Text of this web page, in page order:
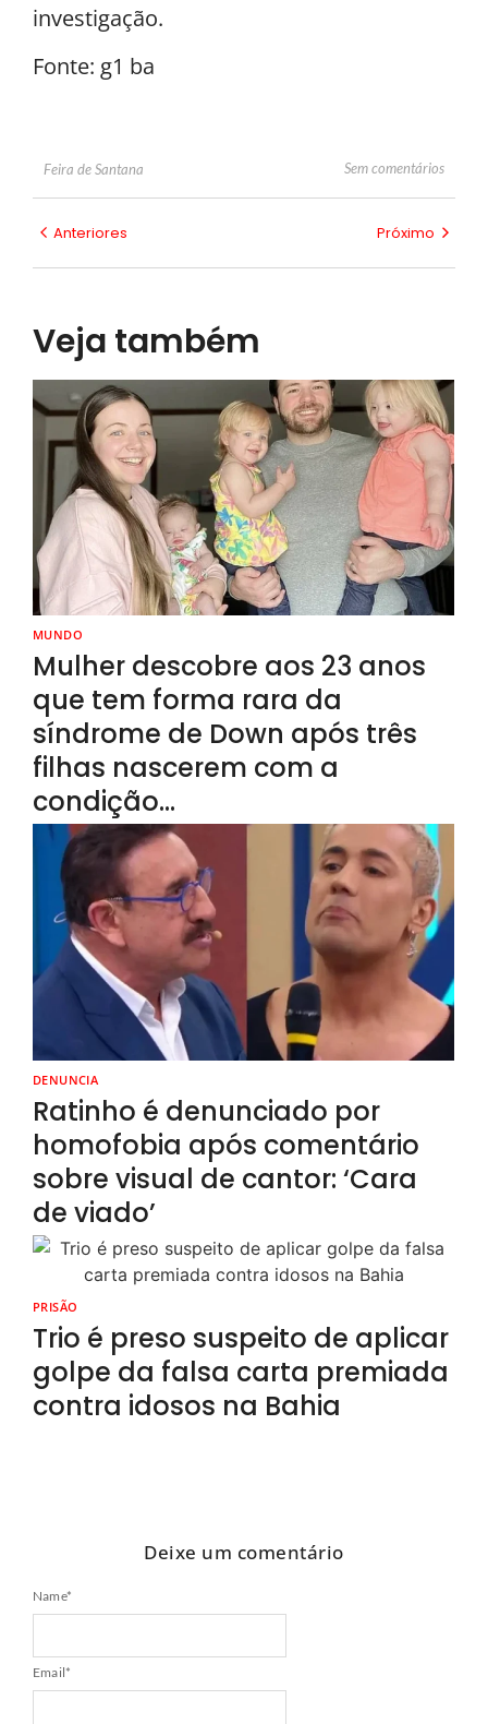
investigação.
Fonte: g1 ba
Feira de Santana Sem comentários
Anteriores Próximo
Veja também
MUNDO
Mulher descobre aos 23 anos
que tem forma rara da
síndrome de Down após três
filhas nascerem com a
condição…
DENUNCIA
Ratinho é denunciado por
homofobia após comentário
sobre visual de cantor: ‘Cara
de viado’
PRISÃO
Trio é preso suspeito de aplicar
golpe da falsa carta premiada
contra idosos na Bahia
Deixe um comentário
Name*
Email*